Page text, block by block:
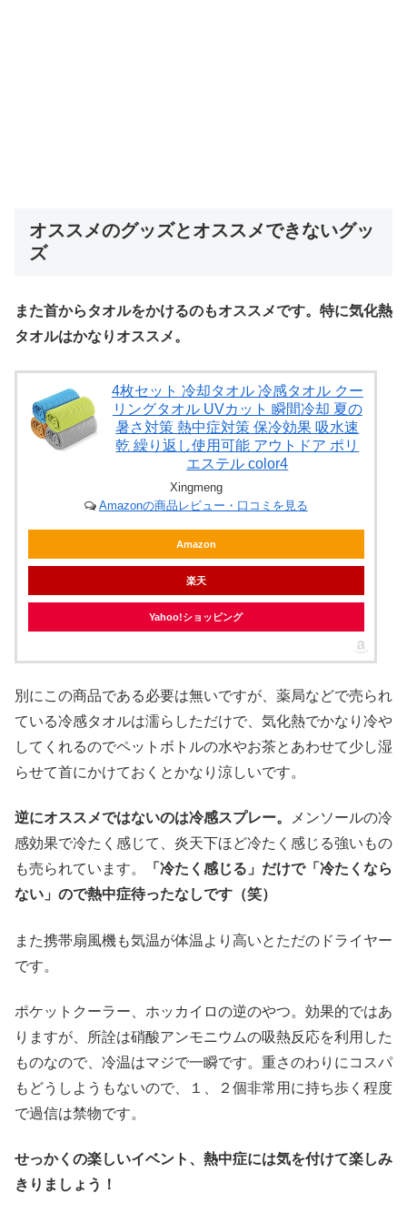
オススメのグッズとオススメできないグッ
ズ
また首からタオルをかけるのもオススメです。特に気化熱
タオルはかなりオススメ。
4枚セット 冷却タオル 冷感タオル クー
リングタオル UVカット 瞬間冷却 夏の
暑さ対策 熱中症対策 保冷効果 吸水速
乾 繰り返し使用可能 アウトドア ポリ
エステル color4
Xingmeng
Amazonの商品レビュー・口コミを見る
Amazon
楽天
Yahoo!ショッピング
別にこの商品である必要は無いですが、薬局などで売られ
ている冷感タオルは濡らしただけで、気化熱でかなり冷や
してくれるのでペットボトルの水やお茶とあわせて少し湿
らせて首にかけておくとかなり涼しいです。
逆にオススメではないのは冷感スプレー。
メンソールの冷
感効果で冷たく感じて、炎天下ほど冷たく感じる強いもの
も売られています。
「冷たく感じる」だけで「冷たくなら
ない」ので熱中症待ったなしです（笑）
また携帯扇風機も気温が体温より高いとただのドライヤー
です。
ポケットクーラー、ホッカイロの逆のやつ。効果的ではあ
りますが、所詮は硝酸アンモニウムの吸熱反応を利用した
ものなので、冷温はマジで一瞬です。重さのわりにコスパ
もどうしようもないので、１、２個非常用に持ち歩く程度
で過信は禁物です。
せっかくの楽しいイベント、熱中症には気を付けて楽しみ
きりましょう！